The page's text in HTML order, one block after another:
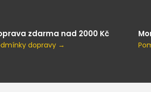
zdarma nad 2000 Kč
dopravy →